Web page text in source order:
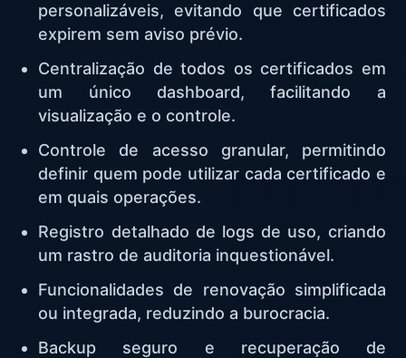
personalizáveis, evitando que certificados
expirem sem aviso prévio.
Centralização de todos os certificados em
um único dashboard, facilitando a
visualização e o controle.
Controle de acesso granular, permitindo
definir quem pode utilizar cada certificado e
em quais operações.
Registro detalhado de logs de uso, criando
um rastro de auditoria inquestionável.
Funcionalidades de renovação simplificada
ou integrada, reduzindo a burocracia.
Backup seguro e recuperação de